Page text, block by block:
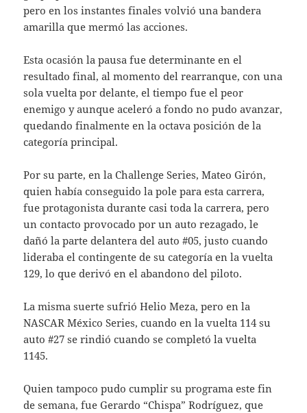
pero en los instantes finales volvió una bandera
amarilla que mermó las acciones.
Esta ocasión la pausa fue determinante en el
resultado final, al momento del rearranque, con una
sola vuelta por delante, el tiempo fue el peor
enemigo y aunque aceleró a fondo no pudo avanzar,
quedando finalmente en la octava posición de la
categoría principal.
Por su parte, en la Challenge Series, Mateo Girón,
quien había conseguido la pole para esta carrera,
fue protagonista durante casi toda la carrera, pero
un contacto provocado por un auto rezagado, le
dañó la parte delantera del auto #05, justo cuando
lideraba el contingente de su categoría en la vuelta
129, lo que derivó en el abandono del piloto.
La misma suerte sufrió Helio Meza, pero en la
NASCAR México Series, cuando en la vuelta 114 su
auto #27 se rindió cuando se completó la vuelta
1145.
Quien tampoco pudo cumplir su programa este fin
de semana, fue Gerardo “Chispa” Rodríguez, que